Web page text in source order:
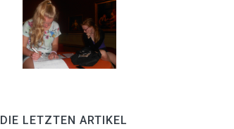
DIE LETZTEN ARTIKEL